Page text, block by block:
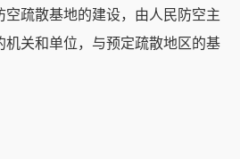
空疏散基地的建设，由人民防空主
机关和单位，与预定疏散地区的基